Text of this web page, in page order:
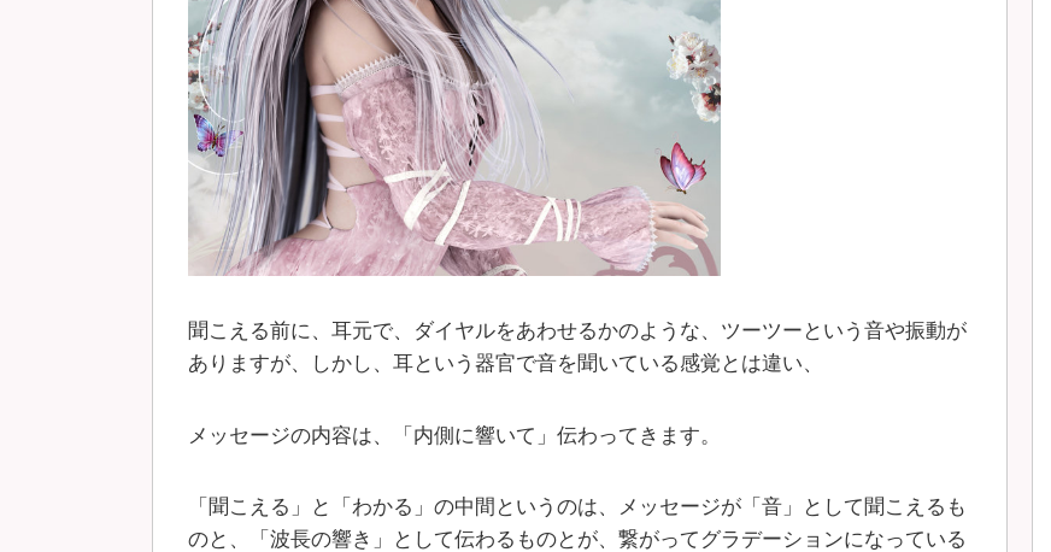
聞こえる前に、耳元で、ダイヤルをあわせるかのような、ツーツーという音や振動が
ありますが、しかし、耳という器官で音を聞いている感覚とは違い、
メッセージの内容は、「内側に響いて」伝わってきます。
「聞こえる」と「わかる」の中間というのは、メッセージが「音」として聞こえるも
のと、「波長の響き」として伝わるものとが、繋がってグラデーションになっている